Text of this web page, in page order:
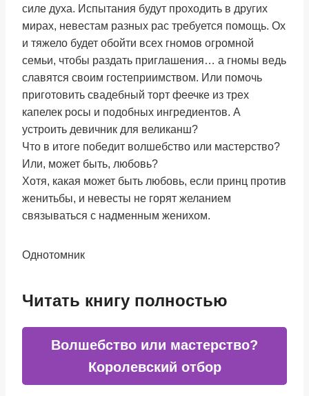
силе духа. Испытания будут проходить в других
мирах, невестам разных рас требуется помощь. Ох
и тяжело будет обойти всех гномов огромной
семьи, чтобы раздать приглашения… а гномы ведь
славятся своим гостеприимством. Или помочь
приготовить свадебный торт феечке из трех
капелек росы и подобных ингредиентов. А
устроить девичник для великанш?
Что в итоге победит волшебство или мастерство?
Или, может быть, любовь?
Хотя, какая может быть любовь, если принц против
женитьбы, и невесты не горят желанием
связываться с надменным женихом.
Однотомник
Читать книгу полностью
Волшебство или мастерство?
Королевский отбор